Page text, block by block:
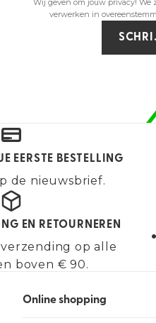
Wij geven om jouw privacy! We
verwerken in
EERSTE BESTELLING
de nieuwsbrief.
EN RETOURNEREN
op alle
boven € 90.
Online shopping